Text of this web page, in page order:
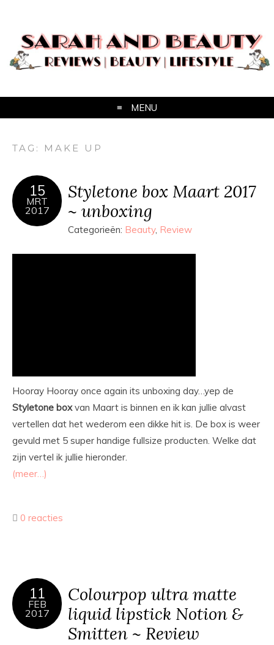
MENU
TAG: MAKE UP
15
MRT
2017
Styletone box Maart 2017
~ unboxing
Categorieën: Beauty, Review
Hooray Hooray once again its unboxing day…yep de
Styletone boxvan Maart is binnen en ik kan jullie alvast
vertellen dat het wederom een dikke hit is. De box is weer
gevuld met 5 super handige fullsize producten. Welke dat
zijn vertel ik jullie hieronder.
(meer…)
0 reacties
11
FEB
2017
Colourpop ultra matte
liquid lipstick Notion &
Smitten ~ Review